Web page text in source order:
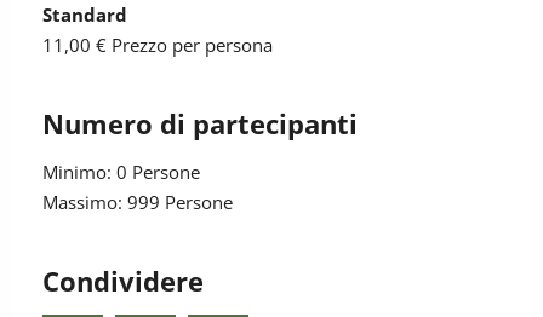
Standard
11,00 € Prezzo per persona
Numero di partecipanti
Minimo: 0 Persone
Massimo: 999 Persone
Condividere